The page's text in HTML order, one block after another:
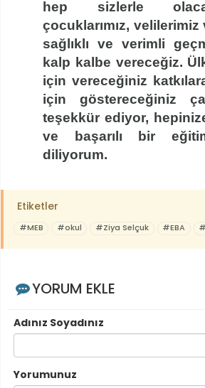
hep sizlerle
çocuklarımız, velilerimiz
sağlıklı ve verimli
kalp kalbe vereceğiz.
için vereceğiniz
için göstereceğiniz
teşekkür ediyor,
ve başarılı bir
diliyorum.
Etiketler
#MEB #okul #Ziya Selçuk #EBA
YORUM EKLE
Adınız Soyadınız
Yorumunuz